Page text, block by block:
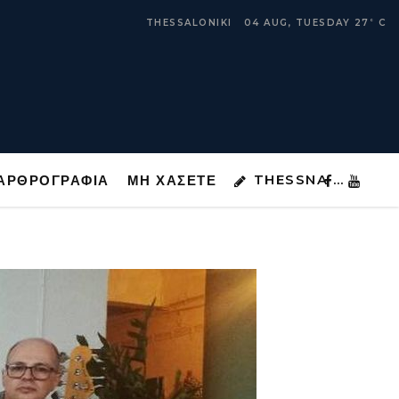
THESSALONIKI 04 AUG, TUESDAY 27 ° C
ΜΗ ΧΑΣΕΤΕ THESSNA …
ΜΗ ΧΑΣΕΤΕ THESSNA …